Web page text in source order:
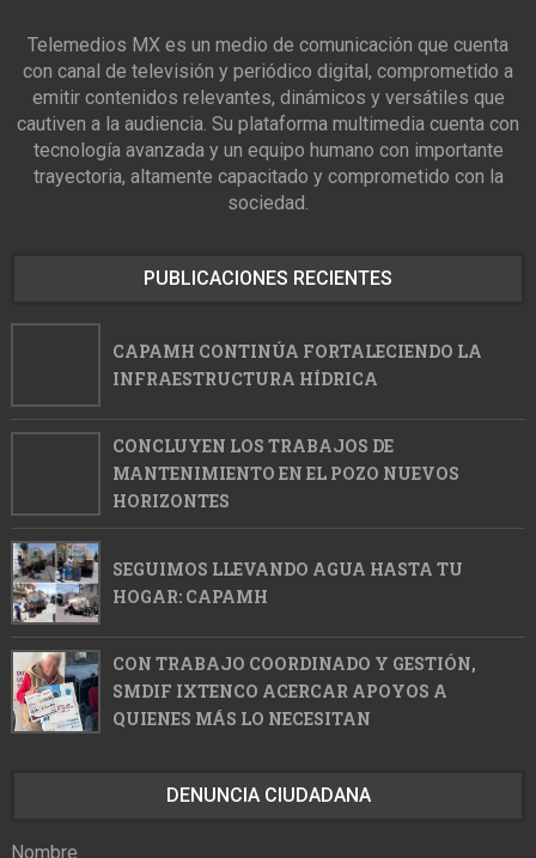
Telemedios MX es un medio de comunicación que cuenta
con canal de televisión y periódico digital, comprometido a
emitir contenidos relevantes, dinámicos y versátiles que
cautiven a la audiencia. Su plataforma multimedia cuenta con
tecnología avanzada y un equipo humano con importante
trayectoria, altamente capacitado y comprometido con la
sociedad.
PUBLICACIONES RECIENTES
CAPAMH CONTINÚA FORTALECIENDO LA
INFRAESTRUCTURA HÍDRICA
CONCLUYEN LOS TRABAJOS DE
MANTENIMIENTO EN EL POZO NUEVOS
HORIZONTES
SEGUIMOS LLEVANDO AGUA HASTA TU
HOGAR: CAPAMH
CON TRABAJO COORDINADO Y GESTIÓN,
SMDIF IXTENCO ACERCAR APOYOS A
QUIENES MÁS LO NECESITAN
DENUNCIA CIUDADANA
Nombre